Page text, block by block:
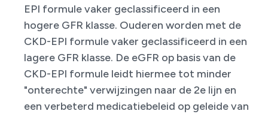
EPI formule vaker geclassificeerd in een
hogere GFR klasse. Ouderen worden met de
CKD-EPI formule vaker geclassificeerd in een
lagere GFR klasse. De eGFR op basis van de
CKD-EPI formule leidt hiermee tot minder
"onterechte" verwijzingen naar de 2e lijn en
een verbeterd medicatiebeleid op geleide van